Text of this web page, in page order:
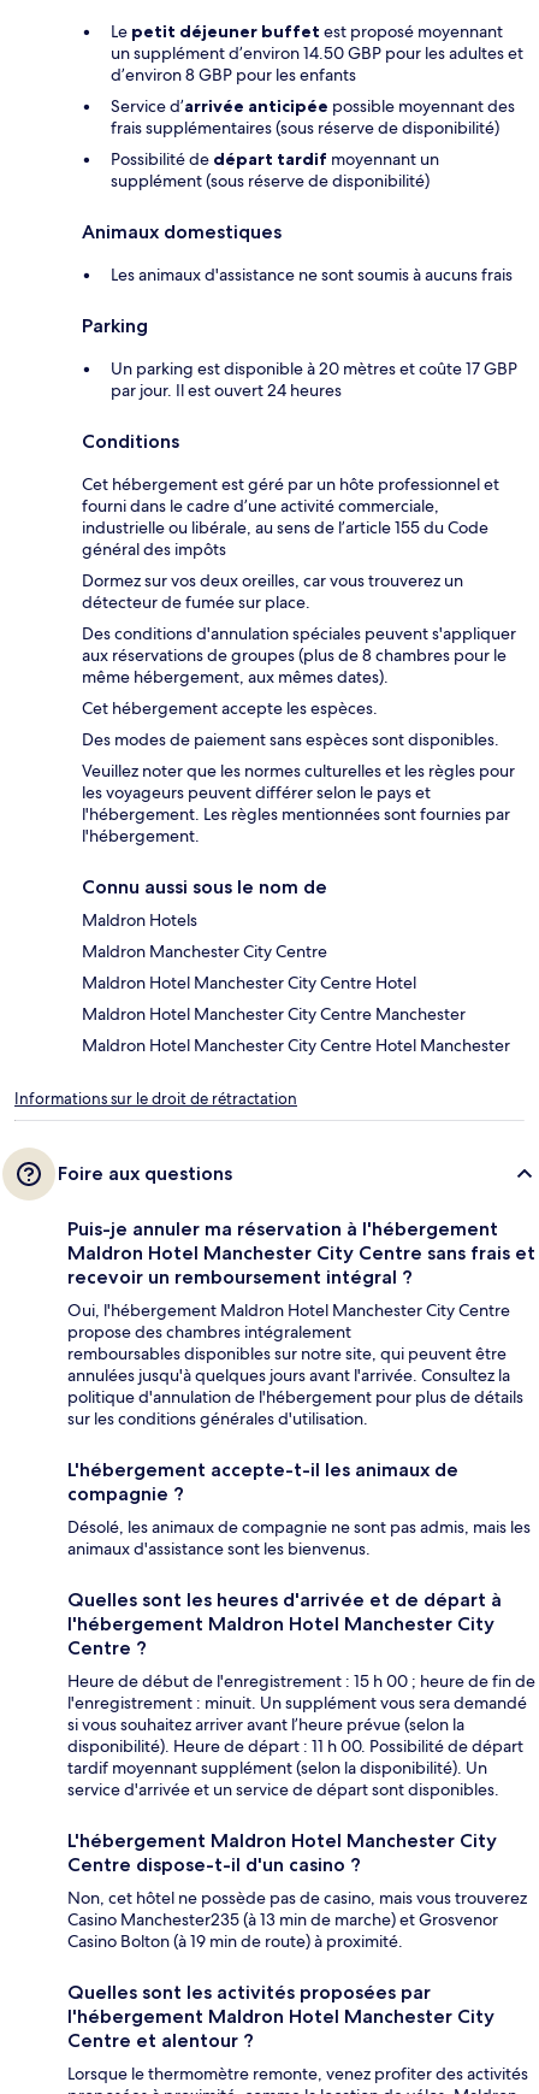
Le petit déjeuner buffet est proposé moyennant
un supplément d’environ 14.50 GBP pour les adultes et
d’environ 8 GBP pour les enfants
Service d’arrivée anticipée possible moyennant des
frais supplémentaires (sous réserve de disponibilité)
Possibilité de départ tardif moyennant un
supplément (sous réserve de disponibilité)
Animaux domestiques
Les animaux d'assistance ne sont soumis à aucuns frais
Parking
Un parking est disponible à 20 mètres et coûte 17 GBP
par jour. Il est ouvert 24 heures
Conditions
Cet hébergement est géré par un hôte professionnel et
fourni dans le cadre d’une activité commerciale,
industrielle ou libérale, au sens de l’article 155 du Code
général des impôts
Dormez sur vos deux oreilles, car vous trouverez un
détecteur de fumée sur place.
Des conditions d'annulation spéciales peuvent s'appliquer
aux réservations de groupes (plus de 8 chambres pour le
même hébergement, aux mêmes dates).
Cet hébergement accepte les espèces.
Des modes de paiement sans espèces sont disponibles.
Veuillez noter que les normes culturelles et les règles pour
les voyageurs peuvent différer selon le pays et
l'hébergement. Les règles mentionnées sont fournies par
l'hébergement.
Connu aussi sous le nom de
Maldron Hotels
Maldron Manchester City Centre
Maldron Hotel Manchester City Centre Hotel
Maldron Hotel Manchester City Centre Manchester
Maldron Hotel Manchester City Centre Hotel Manchester
Informations sur le droit de rétractation
Foire aux questions
Puis-je annuler ma réservation à l'hébergement
Maldron Hotel Manchester City Centre sans frais et
recevoir un remboursement intégral ?
Oui, l'hébergement Maldron Hotel Manchester City Centre
propose des chambres intégralement
remboursables disponibles sur notre site, qui peuvent être
annulées jusqu'à quelques jours avant l'arrivée. Consultez la
politique d'annulation de l'hébergement pour plus de détails
sur les conditions générales d'utilisation.
L'hébergement accepte-t-il les animaux de
compagnie ?
Désolé, les animaux de compagnie ne sont pas admis, mais les
animaux d'assistance sont les bienvenus.
Quelles sont les heures d'arrivée et de départ à
l'hébergement Maldron Hotel Manchester City
Centre ?
Heure de début de l'enregistrement : 15 h 00 ; heure de fin de
l'enregistrement : minuit. Un supplément vous sera demandé
si vous souhaitez arriver avant l’heure prévue (selon la
disponibilité). Heure de départ : 11 h 00. Possibilité de départ
tardif moyennant supplément (selon la disponibilité). Un
service d'arrivée et un service de départ sont disponibles.
L'hébergement Maldron Hotel Manchester City
Centre dispose-t-il d'un casino ?
Non, cet hôtel ne possède pas de casino, mais vous trouverez
Casino Manchester235 (à 13 min de marche) et Grosvenor
Casino Bolton (à 19 min de route) à proximité.
Quelles sont les activités proposées par
l'hébergement Maldron Hotel Manchester City
Centre et alentour ?
Lorsque le thermomètre remonte, venez profiter des activités